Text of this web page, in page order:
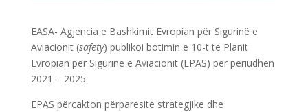
EASA- Agjencia e Bashkimit Evropian për Sigurinë e
Aviacionit (safety) publikoi botimin e 10-t të Planit
Evropian për Sigurinë e Aviacionit (EPAS) për periudhën
2021 – 2025.
EPAS përcakton përparësitë strategjike dhe